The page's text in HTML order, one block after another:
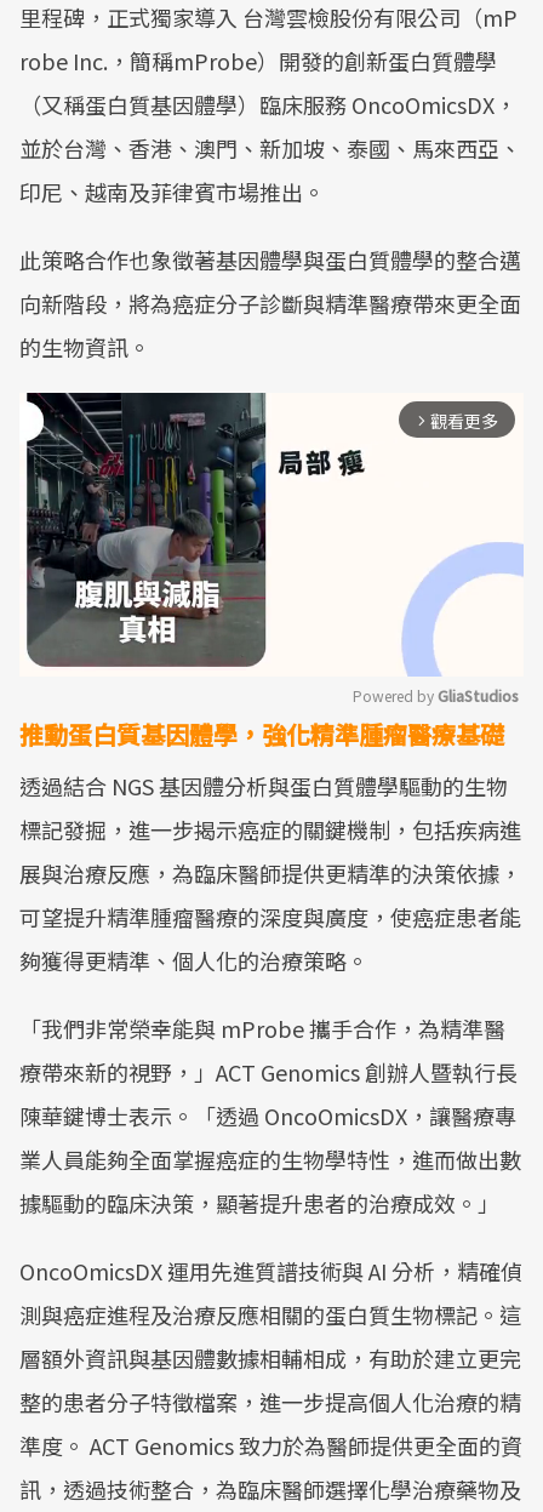
里程碑，正式獨家導入 台灣雲檢股份有限公司（mP
robe Inc.，簡稱mProbe）開發的創新蛋白質體學
（又稱蛋白質基因體學）臨床服務 OncoOmicsDX，
並於台灣、香港、澳門、新加坡、泰國、馬來西亞、
印尼、越南及菲律賓市場推出。
此策略合作也象徵著基因體學與蛋白質體學的整合邁
向新階段，將為癌症分子診斷與精準醫療帶來更全面
的生物資訊。
arrow_forward_ios 觀看更多
Mute
Powered by GliaStudios
推動蛋白質基因體學，強化精準腫瘤醫療基礎
透過結合 NGS 基因體分析與蛋白質體學驅動的生物
標記發掘，進一步揭示癌症的關鍵機制，包括疾病進
展與治療反應，為臨床醫師提供更精準的決策依據，
可望提升精準腫瘤醫療的深度與廣度，使癌症患者能
夠獲得更精準、個人化的治療策略。
「我們非常榮幸能與 mProbe 攜手合作，為精準醫
療帶來新的視野，」ACT Genomics 創辦人暨執行長
陳華鍵博士表示。「透過 OncoOmicsDX，讓醫療專
業人員能夠全面掌握癌症的生物學特性，進而做出數
據驅動的臨床決策，顯著提升患者的治療成效。」
OncoOmicsDX 運用先進質譜技術與 AI 分析，精確偵
測與癌症進程及治療反應相關的蛋白質生物標記。這
層額外資訊與基因體數據相輔相成，有助於建立更完
整的患者分子特徵檔案，進一步提高個人化治療的精
準度。 ACT Genomics 致力於為醫師提供更全面的資
訊，透過技術整合，為臨床醫師選擇化學治療藥物及